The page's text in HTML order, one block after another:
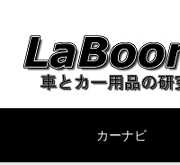
カーナビ